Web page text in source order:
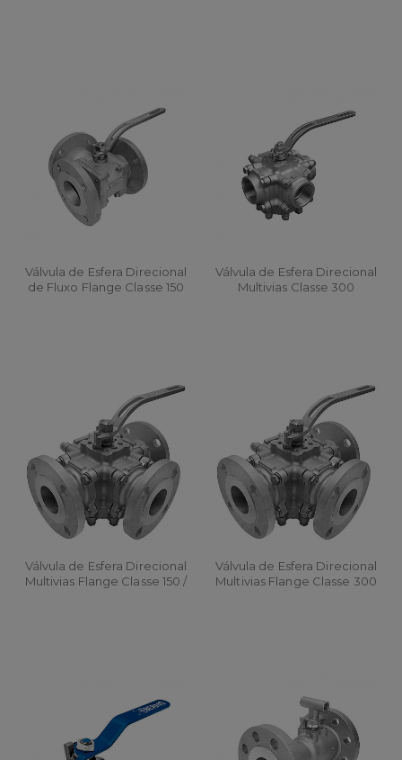
Válvula de Esfera Direcional
de Fluxo Flange Classe 150
Válvula de Esfera Direcional
Multivias Classe 300
Válvula de Esfera Direcional
Multivias Flange Classe 150 /
Válvula de Esfera Direcional
Multivias Flange Classe 300